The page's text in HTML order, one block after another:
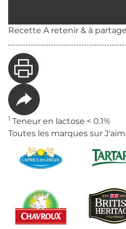
Recette A retenir & à
1 Teneur en lactose < 0.1%
Toutes les marques sur